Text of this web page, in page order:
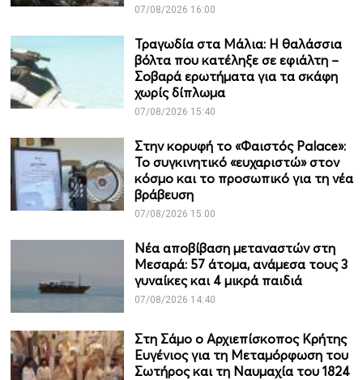
07/08/2026 16:00
Τραγωδία στα Μάλια: Η θαλάσσια
βόλτα που κατέληξε σε εφιάλτη –
Σοβαρά ερωτήματα για τα σκάφη
χωρίς δίπλωμα
07/08/2026 15:40
Στην κορυφή το «Φαιστός Palace»:
Το συγκινητικό «ευχαριστώ» στον
κόσμο και το προσωπικό για τη νέα
βράβευση
07/08/2026 15:00
Νέα αποβίβαση μεταναστών στη
Μεσαρά: 57 άτομα, ανάμεσα τους 3
γυναίκες και 4 μικρά παιδιά
07/08/2026 14:40
Στη Σάμο ο Αρχιεπίσκοπος Κρήτης
Ευγένιος για τη Μεταμόρφωση του
Σωτήρος και τη Ναυμαχία του 1824